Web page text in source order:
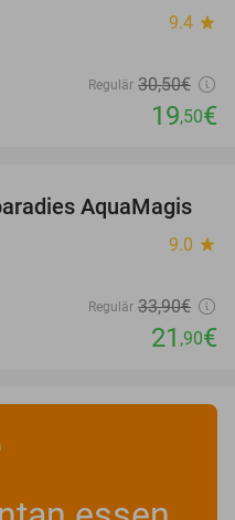
9.4 star
Regulär 30,50€
19,50€
35%
AquaMagis
9.0 star
Regulär 33,90€
21 ,90€